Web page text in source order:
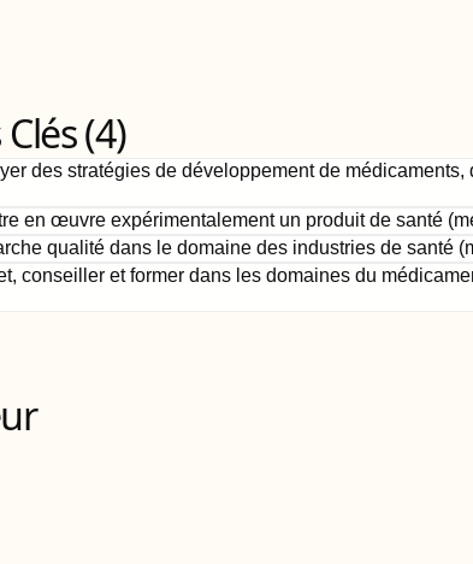
(4)
des stratégies de développement de
en œuvre expérimentalement un produit de santé
qualité dans le domaine des industries de santé
conseiller et former dans les domaines du